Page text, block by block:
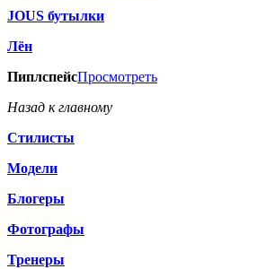
JOUS бутылки
Лён
ПиплспейсПросмотреть
Назад к главному
Стилисты
Модели
Блогеры
Фотографы
Тренеры